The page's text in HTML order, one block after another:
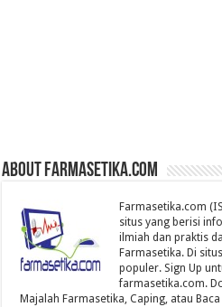
About farmasetika.com
Farmasetika.com
situs yang berisi
ilmiah dan praktis
Farmasetika. Di
populer. Sign Up
farmasetika.com.
Majalah Farmasetika, Caping, atau